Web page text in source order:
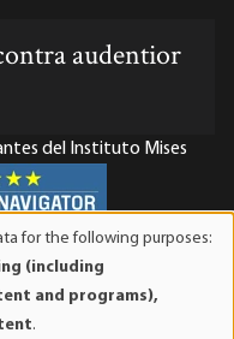
audentior
del Instituto Mises
fines de lucro 501(c)(3)
son deducibles de
permita la ley. ID Fiscal:
for the following purposes:
(including
and programs),
.